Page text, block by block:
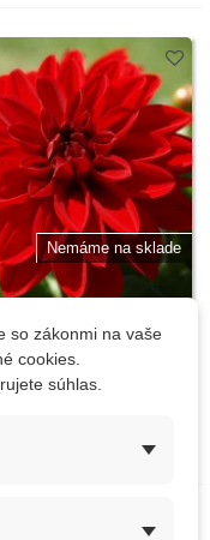
Nemáme na sklade
Arabská noc -
- predaj cibuľovín - 1
02/2027
so zákonmi na vaše
cookies.
súhlas.